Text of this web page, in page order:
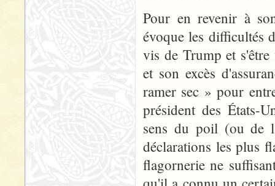
Pour en revenir à
évoque les difficultés
vis de Trump et
et son excès
ramer sec » pour
président des États-
sens du poil (ou de
déclarations les plus
flagornerie ne